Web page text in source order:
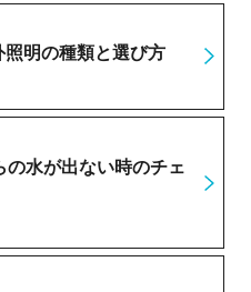
明の種類と選び方
の水が出ない時のチェ